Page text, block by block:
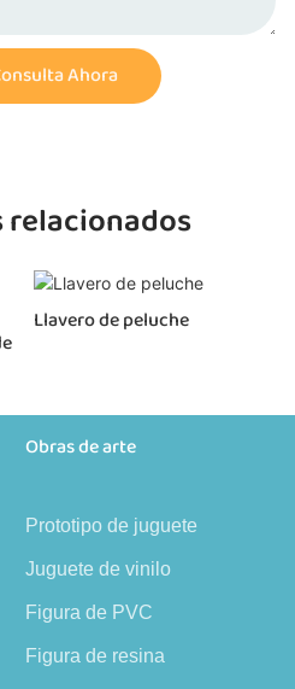
Ahora
relacionados
Llavero de peluche
Obras de arte
Prototipo de juguete
Juguete de vinilo
Figura de PVC
Figura de resina